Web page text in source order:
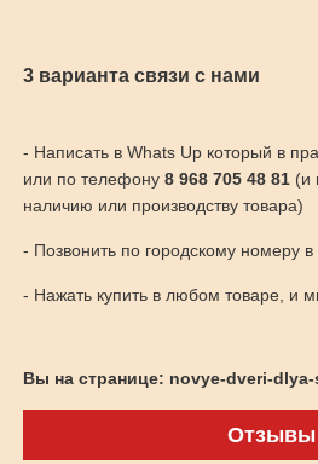
3 варианта связи с нами
- Написать в Whats Up который в
или по телефону 8 968 705 48 81(и
наличию или производству товара)
- Позвонить по городскому номеру в
- Нажать купить в любом товаре, и
Вы на странице: novye-dveri-
Отзывы